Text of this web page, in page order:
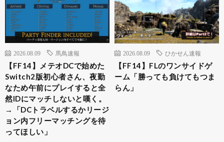
2026.08.09 馬鳥速報
【FF14】メテオDCで始めた
Switch2版初心者さん、夜勤
なため午前にプレイすると全
然IDにマッチしないと嘆く。
→「DCトラベルするかリージ
ョン内フリーマッチングを待
ってほしい」
2026.08.09 ひかせん速報
【FF14】FLのワンサイドゲ
ーム「勝っても負けてもつま
らん」